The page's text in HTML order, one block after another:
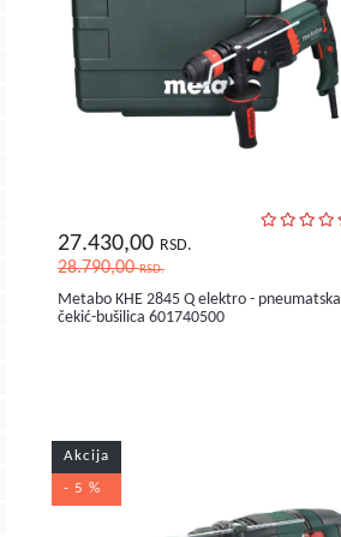
27.430,00 RSD.
28.790,00RSD.
Metabo KHE 2845 Q elektro - pneumatska
čekić-bušilica 601740500
Akcija
- 5 %